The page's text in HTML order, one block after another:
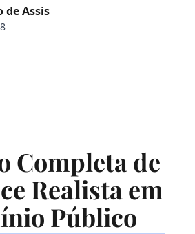
de Assis
Completa de
Realista em
Público